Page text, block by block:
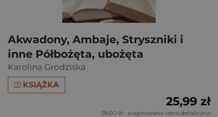
Akwadony, Ambaje, Stryszniki i
inne Półbożęta, ubożęta
Karolina Grodziska
KSIĄŻKA
25,99 zł
38,00 zł - sugerowana cena detaliczna